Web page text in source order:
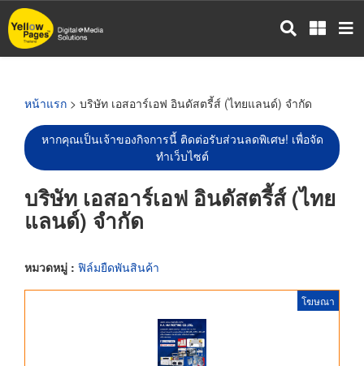
ข้าม
ไป
หน้าแรก > บริษัท เอสอาร์เอฟ อินดัสตรี้ส์ (ไทยแลนด์) จำกัด
หากคุณเป็นเจ้าของกิจการนี้ ติดต่อรับส่วนลดพิเศษ! เพื่อจัด
ทำเว็บไซต์
บริษัท เอสอาร์เอฟ อินดัสตรี้ส์ (ไทย
แลนด์) จำกัด
หมวดหมู่ : ฟิล์มยืดพันสินค้า
โฆษณา